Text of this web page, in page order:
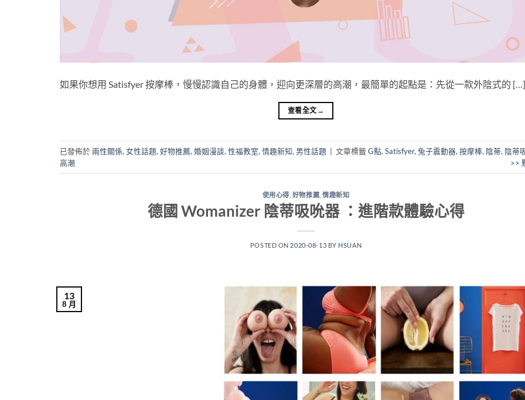
如果你想用 Satisfyer 按摩棒，慢慢認識自己的身體，迎向更深層的高潮，最簡單的起點是：先從一款外陰式的 […]
查看全文 →
已發佈於兩性關係, 女性話題, 好物推薦, 婚姻漫談, 性福教室, 情趣新知, 男性話題 | 文章標籤G點, Satisfyer, 兔子震動器, 按摩棒, 陰蒂, 陰蒂
高潮
>>
使用心得 好物推薦 ,情趣新知
德國 Womanizer 陰蒂吸吮器 ：進階款體驗心得
POSTED ON 2020-08-13 BY HSUAN
13
8 月